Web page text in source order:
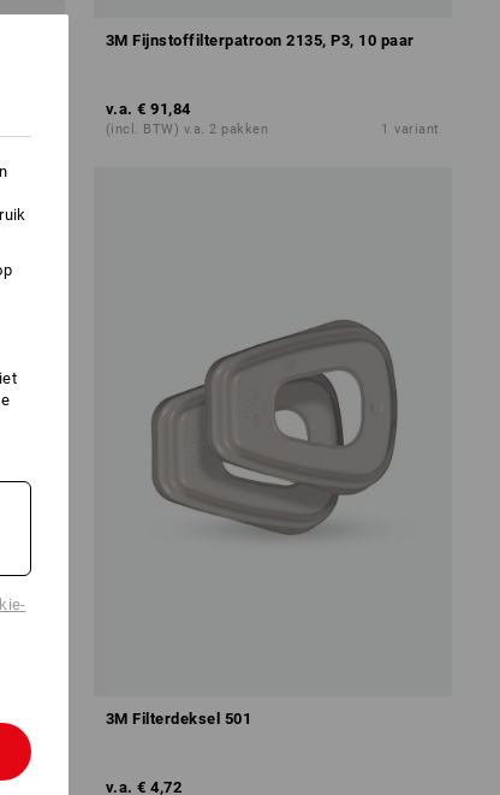
3M Fijnstoffilterpatroon 2135, P3, 10 paar
v.a. € 91,84
(incl. BTW) v.a. 2 pakken 1 variant
3M Filterdeksel 501
v.a. € 4,72